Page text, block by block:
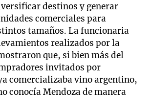
destinos y generar
comerciales para
tamaños. La funcionaria
realizados por la
que, si bien más del
invitados por
comercializaba vino argentino,
conocía Mendoza de manera